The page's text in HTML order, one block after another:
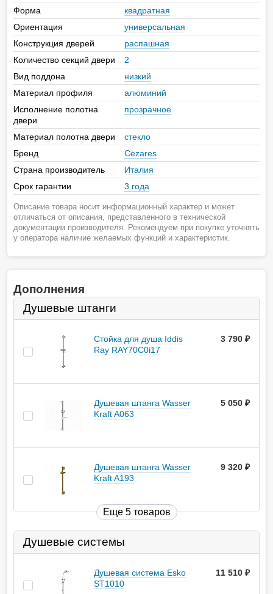
Форма
квадратная
Ориентация
универсальная
Конструкция дверей
распашная
Количество секций двери
2
Вид поддона
низкий
Материал профиля
алюминий
Исполнение полотна
двери
прозрачное
Материал полотна двери
стекло
Бренд
Cezares
Страна производитель
Италия
Срок гарантии
3 года
Описание товара носит информационный характер и может
отличаться от описания, представленного в технической
документации производителя. Рекомендуем при покупке уточнять
у оператора наличие желаемых функций и характеристик.
Дополнения
Душевые штанги
Стойка для душа Iddis
Ray RAY70C0i17
3 790
Душевая штанга Wasser
Kraft A063
5 050
Душевая штанга Wasser
Kraft A193
9 320
Еще 5 товаров
Душевые системы
Душевая система Esko
ST1010
11 510